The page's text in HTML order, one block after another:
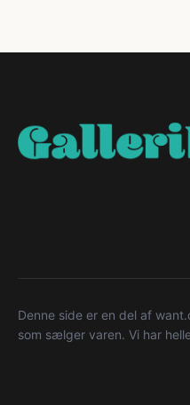
Denne side er en del af
som sælger varen. Vi har